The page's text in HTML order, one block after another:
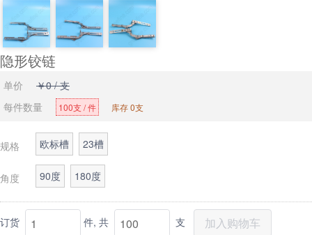
隐形铰链
单价
￥0 / 支
每件数量
100支 / 件 库存 0支
规格 欧标槽 23槽
角度 90度 180度
订货 件, 共 支 加入购物车